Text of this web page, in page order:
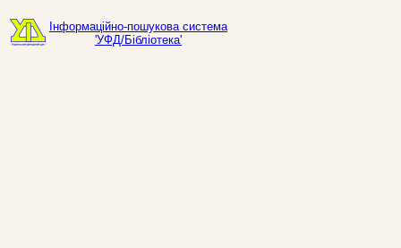
Інформаційно-пошукова система
'УФД/Бібліотека'